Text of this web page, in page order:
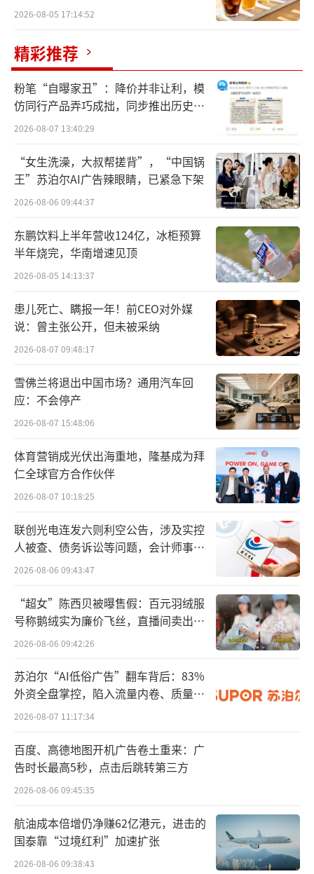
与高盛面临类似亏损的还有第一大股东大
众汽车。根据Northvolt提交的文件显示，大众
汽车拥有其21%的股份。路透社援引知情人士
消息，大众汽车已大幅减记其所持有的Northv
olt股份。
欧洲央行前行长马里奥·德拉吉在9月9日
也就是Northvolt官宣破产前不久提交给欧盟委
员会的报告中说，成立8年后，Northvolt却濒
临破产，成为欧洲经济严重停滞的象征。
每月烧掉1亿美元
Northvolt成立于2016年，由前特斯拉高
管彼得·卡尔森（Peter Carlsson）和保罗·
莫里茨（Paolo Cerruti）创立。
15年升任供应链副总裁。在加入特斯拉之前，
他还曾在恩智浦半导体（NXP Semiconductor
s）负责采购和外包业务。
当时一道参与创业的还有绿色科技平台Var
gas 的所有者Carl-Erik和Harald Mix以及后来
家。
2016年公司成立，起初名字叫做 SGF Ener
gy，后在2017年改成Northvolt。按照创始人
的理念，Northvolt是为世界提供最环保的电
池，这些电池可以产生清洁能源，可回收利
Northvolt起初将工厂建在了瑞典的两个不
同地点——谢莱夫特奥是Northvolt的所在地，
韦斯特罗斯则是Northvolt实验室的所在地。
计划中的谢莱夫特奥工厂预计耗资400亿瑞
典克朗，而韦斯特罗斯的开发设施则需要近10
亿瑞典克朗。
尽管最初发展缓慢，但投资者的兴趣却激
2026-08-05 17:14:52
精彩推荐
粉笔“自曝家丑”：降价并非让利，模
仿同行产品弄巧成拙，同步推出历史学
员退费方案
2026-08-07 13:40:29
“女生洗澡，大叔帮搓背”，“中国锅
王”苏泊尔AI广告辣眼睛，已紧急下架
2026-08-06 09:44:37
东鹏饮料上半年营收124亿，冰柜预算
半年烧完，华南增速见顶
2026-08-05 14:13:37
患儿死亡、瞒报一年！前CEO对外媒
说：曾主张公开，但未被采纳
2026-08-07 09:48:17
雪佛兰将退出中国市场？通用汽车回
应：不会停产
2026-08-07 15:48:06
体育营销成光伏出海重地，隆基成为拜
仁全球官方合作伙伴
2026-08-07 10:18:25
联创光电连发六则利空公告，涉及实控
人被查、债务诉讼等问题，会计师事务
所曾出具“保留意见”
2026-08-06 09:43:47
“超女”陈西贝被曝售假：百元羽绒服
号称鹅绒实为廉价飞丝，直播间卖出超
百万元
2026-08-06 09:42:26
苏泊尔“AI低俗广告”翻车背后：83%
外资全盘掌控，陷入流量内卷、质量频
发的负循环
2026-08-07 11:17:34
百度、高德地图开机广告卷土重来：广
告时长最高5秒，点击后跳转第三方
2026-08-06 09:45:35
航油成本倍增仍净赚62亿港元，进击的
国泰靠“过境红利”加速扩张
2026-08-06 09:38:43